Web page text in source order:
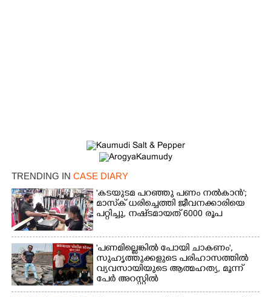
TRENDING IN CASE DIARY
'കടയുടമ പറഞ്ഞു പണം നൽകാൻ';
മാസ്‌ക് ധരിച്ചെത്തി ജീവനക്കാരിയെ
പറ്റിച്ചു, നഷ്‌ടമായത് 6000 രൂപ
'പണമില്ലെങ്കിൽ പോയി ചാകണം',
സുഹൃത്തുക്കളുടെ പരിഹാസത്തിൽ
വ്യവസായിയുടെ ആത്മഹത്യ, മൂന്ന്
പേർ അറസ്റ്റിൽ